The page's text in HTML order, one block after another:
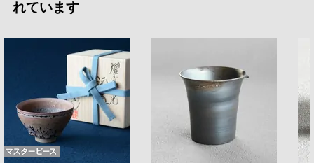
れています